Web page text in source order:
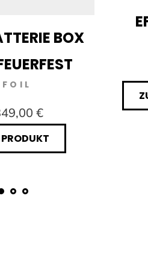
BOX
€